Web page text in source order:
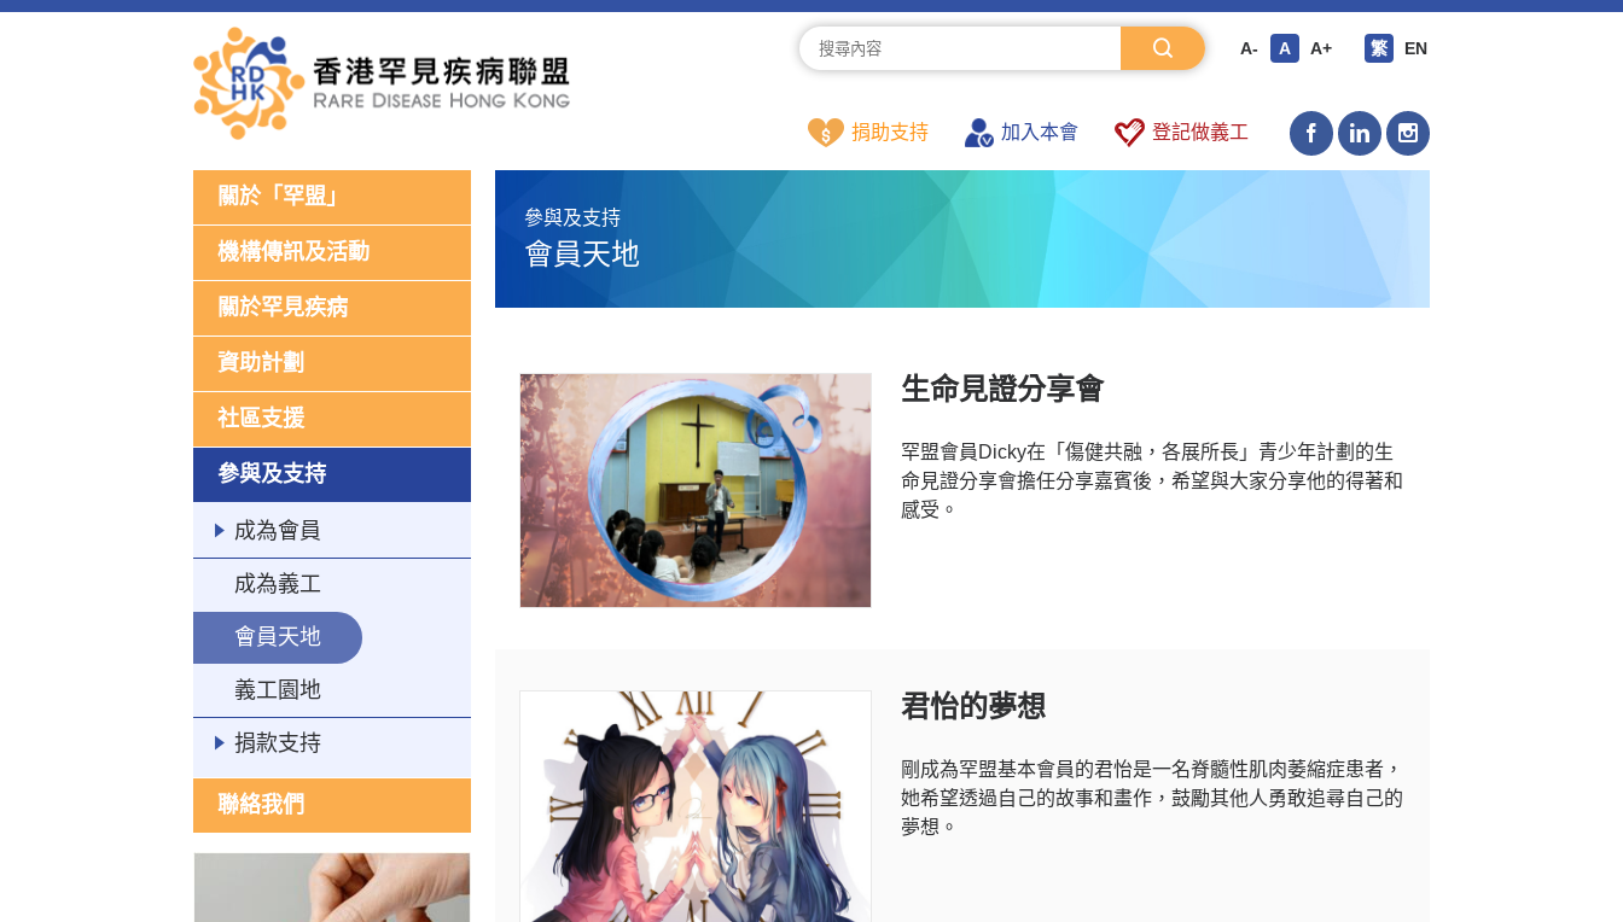
A- A A+ 繁 EN
捐助支持 加入本會 登記做義工
關於「罕盟」
機構傳訊及活動
關於罕見疾病
資助計劃
社區支援
參與及支持
成為會員
成為義工
會員天地
義工園地
捐款支持
聯絡我們
參與及支持
會員天地
生命見證分享會
罕盟會員Dicky在「傷健共融，各展所長」青少年計劃的生
命見證分享會擔任分享嘉賓後，希望與大家分享他的得著和
感受。
君怡的夢想
剛成為罕盟基本會員的君怡是一名脊髓性肌肉萎縮症患者，
她希望透過自己的故事和畫作，鼓勵其他人勇敢追尋自己的
夢想。